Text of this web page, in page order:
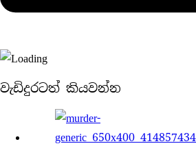
වැඩිදුරටත් කියවන්න